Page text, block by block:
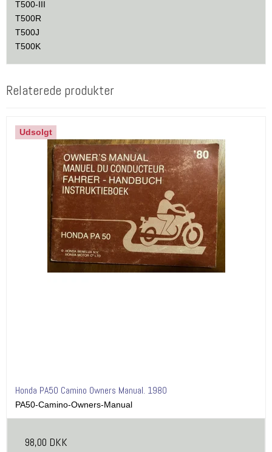
T500-III
T500R
T500J
T500K
Relaterede produkter
Udsolgt
Honda PA50 Camino Owners Manual. 1980
PA50-Camino-Owners-Manual
98,00 DKK